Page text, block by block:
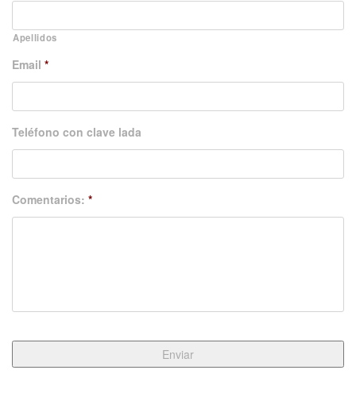
Apellidos
Email *
Teléfono con clave lada
Comentarios: *